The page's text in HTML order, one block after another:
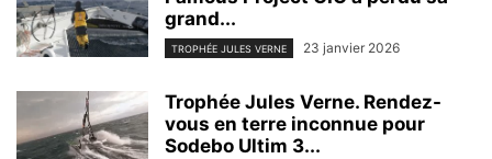
grand...
TROPHÉE JULES VERNE 23 janvier 2026
Trophée Jules Verne. Rendez-
vous en terre inconnue pour
Sodebo Ultim 3...